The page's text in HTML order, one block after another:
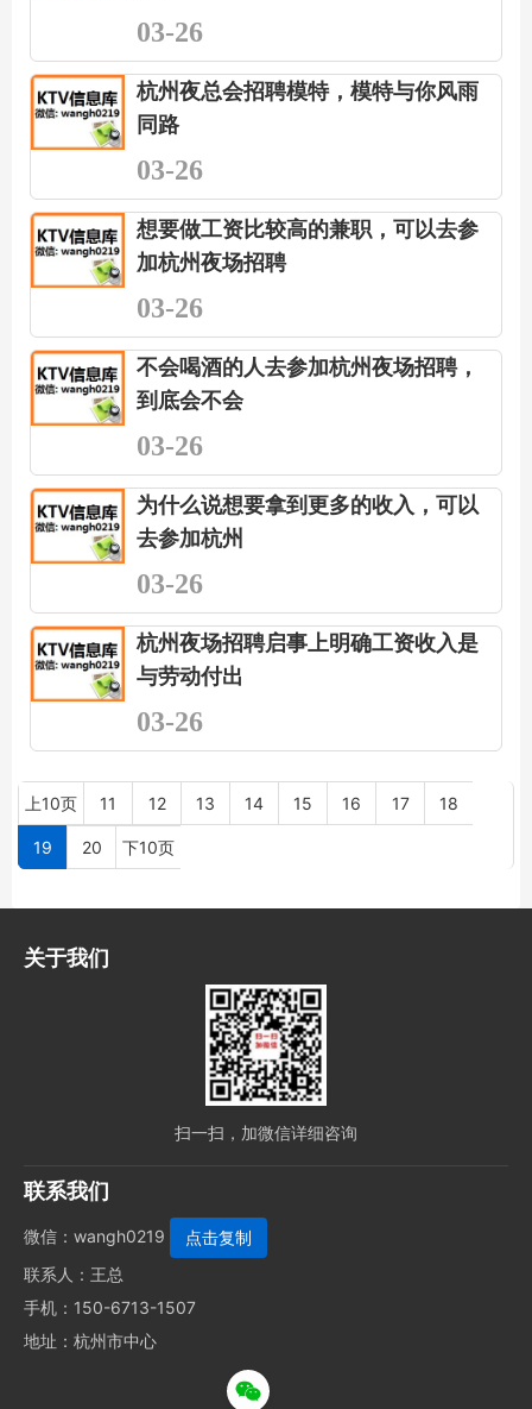
03-26
杭州夜总会招聘模特，模特与你风雨
同路
03-26
想要做工资比较高的兼职，可以去参
加杭州夜场招聘
03-26
不会喝酒的人去参加杭州夜场招聘，
到底会不会
03-26
为什么说想要拿到更多的收入，可以
去参加杭州
03-26
杭州夜场招聘启事上明确工资收入是
与劳动付出
03-26
上10页 11 12 13 14 15 16 17 18
19 20 下10页
关于我们
扫一扫，加微信详细咨询
联系我们
微信： wangh0219
联系人：王总
手机：150-6713-1507
地址：杭州市中心